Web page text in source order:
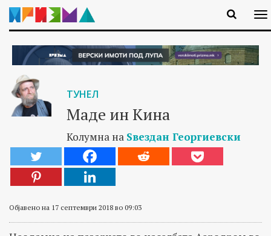
ТУНЕЛ
Маде ин Кина
Колумна на Ѕвездан Георгиевски
Објавено на 17 септември 2018 во 09:03